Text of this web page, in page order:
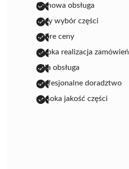
fachowa obsługa
duży wybór części
dobre ceny
szybka realizacja zamówień
miła obsługa
profesjonalne doradztwo
wysoka jakość części